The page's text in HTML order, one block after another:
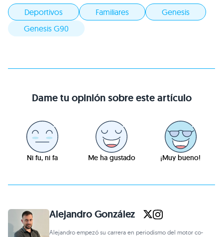
Deportivos Familiares
Genesis
Genesis G90
Dame tu opinión sobre este artículo
Ni fu, ni fa Me ha gustado ¡Muy bueno!
Alejandro González
Alejandro empezó su carrera en periodismo del motor co-